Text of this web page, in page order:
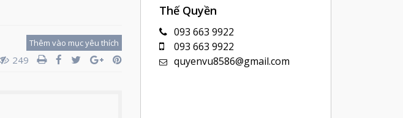
Thêm vào mục yêu thích
249
Thế Quyền
093 663 9922
093 663 9922
quyenvu8586@gmail.com